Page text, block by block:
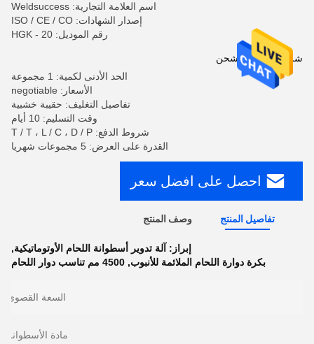
اسم العلامة التجارية: Weldsuccess
إصدار الشهادات: ISO / CE / CO
رقم الموديل: HGK - 20
شروط الدفع والشحن
الحد الأدنى لكمية: 1 مجموعة
الأسعار: negotiable
تفاصيل التغليف: حقيبة خشبية
وقت التسليم: 10 أيام
شروط الدفع: T / T ، L / C ، D / P
القدرة على العرض: 5 مجموعات شهريا
احصل على افضل سعر
تفاصيل المنتج وصف المنتج
إبراز: آلة تدوير أسطوانة اللحام الأوتوماتيكية,
بكرة دوارة اللحام الملائمة للأنبوب, 4500 مم تناسب دوار اللحام
السعة القصوى:
مادة الأسطوانة: